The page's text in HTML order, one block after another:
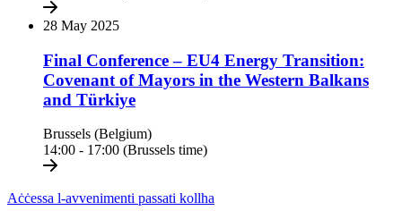
28 May 2025
Final Conference – EU4 Energy Transition:
Covenant of Mayors in the Western Balkans
and Türkiye
Brussels (Belgium)
14:00 - 17:00 (Brussels time)
Aċċessa l-avvenimenti passati kollha